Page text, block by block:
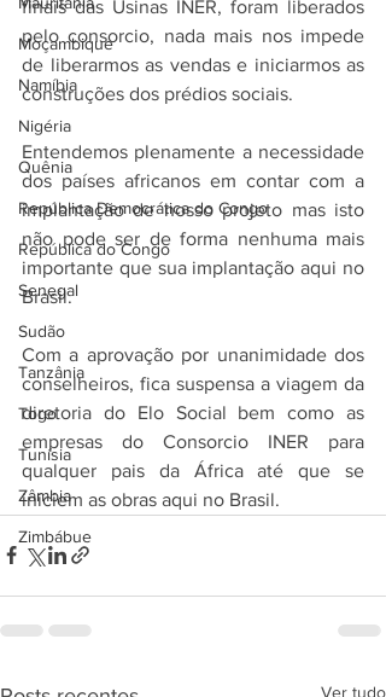
Moçambique
Namíbia
Nigéria
Quênia
República Democrática do Congo
República do Congo
Senegal
Sudão
Tanzânia
Togo
Tunísia
Zâmbia
Zimbábue
finais das Usinas INER, foram liberados
pelo consorcio, nada mais nos impede
de liberarmos as vendas e iniciarmos as
construções dos prédios sociais.
Entendemos plenamente a necessidade
dos países africanos em contar com a
implantação de nosso projeto mas isto
não pode ser de forma nenhuma mais
importante que sua implantação aqui no
Brasil.
Com a aprovação por unanimidade dos
conselheiros, fica suspensa a viagem da
diretoria do Elo Social bem como as
empresas do Consorcio INER para
qualquer pais da África até que se
iniciem as obras aqui no Brasil.
Ver tudo